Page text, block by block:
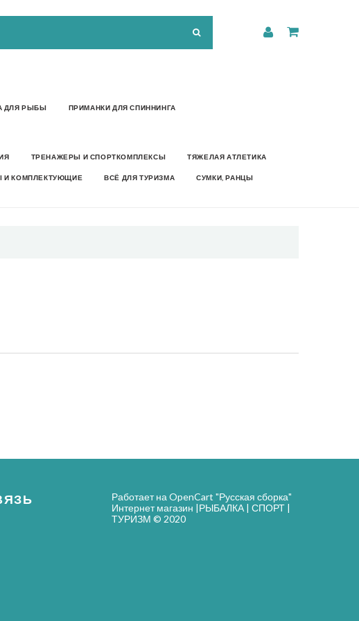
ДЛЯ РЫБЫ ПРИМАНКИ ДЛЯ СПИННИНГА
ТРЕНАЖЕРЫ И СПОРТКОМПЛЕКСЫ ТЯЖЕЛАЯ АТЛЕТИКА
И КОМПЛЕКТУЮЩИЕ ВСЁ ДЛЯ ТУРИЗМА СУМКИ, РАНЦЫ
Работает на OpenCart "Русская сборка"
Интернет магазин |РЫБАЛКА | СПОРТ |
ТУРИЗМ © 2020